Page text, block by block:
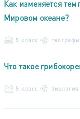
Как изменяется
Мировом океане?
5 класс
Что такое
5 класс биология